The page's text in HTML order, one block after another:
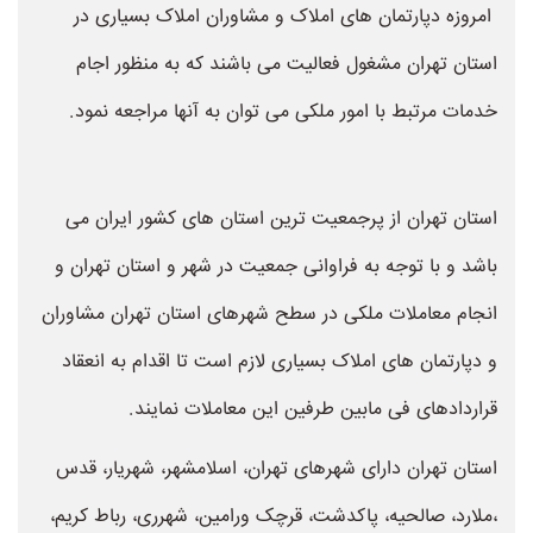
امروزه دپارتمان های املاک و مشاوران املاک بسیاری در
استان تهران مشغول فعالیت می باشند که به منظور اجام
خدمات مرتبط با امور ملکی می توان به آنها مراجعه نمود.
استان تهران از پرجمعیت ترین استان های کشور ایران می
باشد و با توجه به فراوانی جمعیت در شهر و استان تهران و
انجام معاملات ملکی در سطح شهرهای استان تهران مشاوران
و دپارتمان های املاک بسیاری لازم است تا اقدام به انعقاد
قراردادهای فی مابین طرفین این معاملات نمایند.
استان تهران دارای شهرهای تهران، اسلامشهر، شهریار، قدس
،ملارد، صالحیه، پاکدشت، قرچک ورامین، شهرری، رباط کریم،